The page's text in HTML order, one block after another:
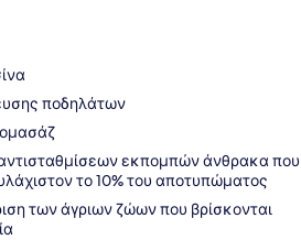
ποδηλάτων
εκπομπών άνθρακα που
το 10% του αποτυπώματος
των άγριων ζώων που βρίσκονται